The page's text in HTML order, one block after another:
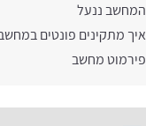
המחשב ננעל
איך מתקינים פונטים
פירמוט מחשב